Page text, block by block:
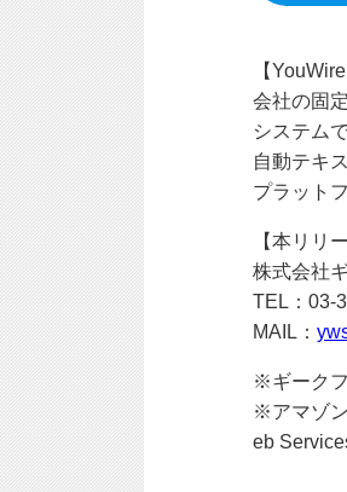
【
会社の固
システムで
自動テキ
プラット
【本リリ
株式会社
TEL：03-
MAIL：
※ギーク
※アマゾ
eb